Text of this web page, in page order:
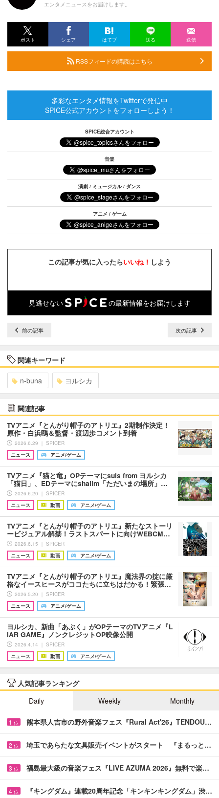
エンタメニュースをお届けします。
ポスト シェア はてブ 送る 送信
RSSフィードの購読はこちら
多彩なエンタメ情報をTwitterで発信中
SPICE公式アカウントをフォローしよう！
SPICE総合アカウント
音楽
演劇 / ミュージカル / ダンス
アニメ / ゲーム
この記事が気に入ったらいいね！ しよう
見逃せない の最新情報をお届けします
前の記事 次の記事
関連キーワード
n-buna ヨルシカ
関連記事
TVアニメ『とんがり帽子のアトリエ』2期制作決定！
原作・白浜鴎＆監督・渡辺歩コメント到着
2026.6.29 ｜ SPICER
ニュース
アニメ/ゲーム
TVアニメ『猫と竜』OPテーマにsuis from ヨルシカ
「猫日」、EDテーマにshallm「ただいまの場所」…
2026.6.20 ｜ SPICER
ニュース
動画 アニメ/ゲーム
TVアニメ『とんがり帽子のアトリエ』新たなストーリ
ービジュアル解禁！ラストスパートに向けWEBCM…
2026.6.15 ｜ SPICER
ニュース
動画 アニメ/ゲーム
TVアニメ『とんがり帽子のアトリエ』魔法界の掟に厳
格なイースヒースがココたちに立ちはだかる！緊張…
2026.5.20 ｜ SPICER
ニュース
アニメ/ゲーム
ヨルシカ、新曲「あぶく」がOPテーマのTVアニメ『L
IAR GAME』ノンクレジットOP映像公開
2026.4.14 ｜ SPICER
ニュース
動画 アニメ/ゲーム
人気記事ランキング
Daily
Weekly Monthly
1 位 熊本県人吉市の野外音楽フェス『Rural Act'26』TENDOU…
2 位 埼玉であらたな文具販売イベントがスタート 『まるっと…
3 位 福島最大級の音楽フェス『LIVE AZUMA 2026』無料で楽…
4 位 『キングダム』連載20周年記念「キンキンキングダム」渋…